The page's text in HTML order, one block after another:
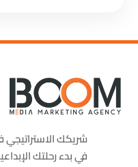
شريكك
في بدء رحلتك